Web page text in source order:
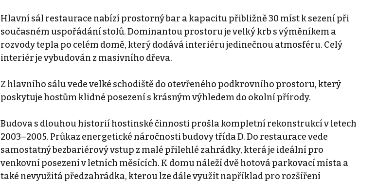
Hlavní sál restaurace nabízí prostorný bar a kapacitu přibližně 30 míst k sezení při
současném uspořádání stolů. Dominantou prostoru je velký krb s výměníkem a
rozvody tepla po celém domě, který dodává interiéru jedinečnou atmosféru. Celý
interiér je vybudován z masivního dřeva.
Z hlavního sálu vede velké schodiště do otevřeného podkrovního prostoru, který
poskytuje hostům klidné posezení s krásným výhledem do okolní přírody.
Budova s dlouhou historií hostinské činnosti prošla kompletní rekonstrukcí v letech
2003–2005. Průkaz energetické náročnosti budovy třída D. Do restaurace vede
samostatný bezbariérový vstup z malé přilehlé zahrádky, která je ideální pro
venkovní posezení v letních měsících. K domu náleží dvě hotová parkovací místa a
také nevyužitá předzahrádka, kterou lze dále využít například pro rozšíření